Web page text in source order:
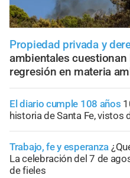
Propiedad privada y
ambientales
regresión en materia
El diario cumple 108 años
historia de Santa Fe, vistos
Trabajo, fe y esperanza
La celebración del 7 de
de fieles